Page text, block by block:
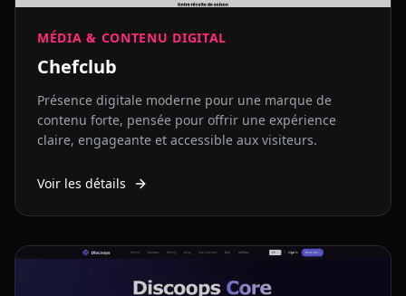
MÉDIA & CONTENU DIGITAL
Chefclub
Présence digitale moderne pour une marque de
contenu forte, pensée pour offrir une expérience
claire, engageante et accessible aux visiteurs.
Voir les détails